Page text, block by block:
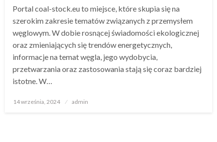
Portal coal-stock.eu to miejsce, które skupia się na
szerokim zakresie tematów związanych z przemysłem
węglowym. W dobie rosnącej świadomości ekologicznej
oraz zmieniających się trendów energetycznych,
informacje na temat węgla, jego wydobycia,
przetwarzania oraz zastosowania stają się coraz bardziej
istotne. W…
Opublikowane
14 września, 2024 admin